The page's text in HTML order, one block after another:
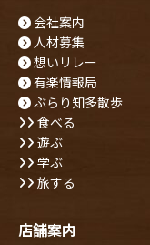
会社案内
人材募集
想いリレー
有楽情報局
ぶらり知多散歩
食べる
遊ぶ
学ぶ
旅する
店舗案内